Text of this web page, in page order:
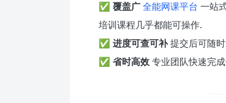
✅ 覆盖广 全能网课平台 一站
培训课程几乎都能可操作.
✅ 进度可查可补提交后可随时
✅ 省时高效 专业团队快速完